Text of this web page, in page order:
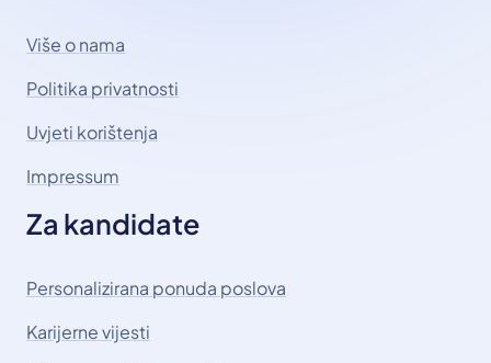
Više o nama
Politika privatnosti
Uvjeti korištenja
Impressum
Za kandidate
Personalizirana ponuda poslova
Karijerne vijesti